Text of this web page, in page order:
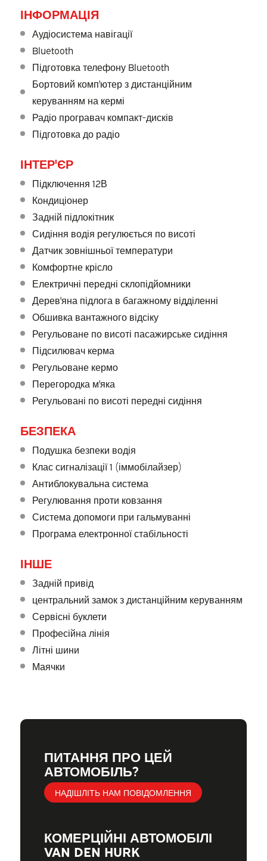
ІНФОРМАЦІЯ
Аудіосистема навігації
Bluetooth
Підготовка телефону Bluetooth
Бортовий комп'ютер з дистанційним
керуванням на кермі
Радіо програвач компакт-дисків
Підготовка до радіо
ІНТЕР'ЄР
Підключення 12В
Кондиціонер
Задній підлокітник
Сидіння водія регулюється по висоті
Датчик зовнішньої температури
Комфортне крісло
Електричні передні склопідйомники
Дерев'яна підлога в багажному відділенні
Обшивка вантажного відсіку
Регульоване по висоті пасажирське сидіння
Підсилювач керма
Регульоване кермо
Перегородка м'яка
Регульовані по висоті передні сидіння
БЕЗПЕКА
Подушка безпеки водія
Клас сигналізації 1 (іммобілайзер)
Антиблокувальна система
Регулювання проти ковзання
Система допомоги при гальмуванні
Програма електронної стабільності
ІНШЕ
Задній привід
центральний замок з дистанційним керуванням
Сервісні буклети
Професійна лінія
Літні шини
Маячки
ПИТАННЯ ПРО ЦЕЙ
АВТОМОБІЛЬ?
НАДІШЛІТЬ НАМ ПОВІДОМЛЕННЯ
КОМЕРЦІЙНІ АВТОМОБІЛІ
VAN DEN HURK